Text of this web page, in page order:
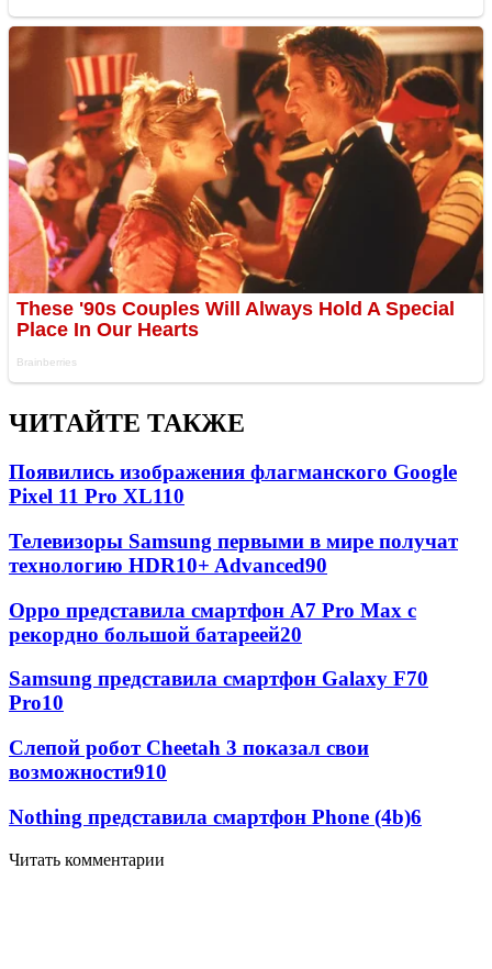
ЧИТАЙТЕ ТАКЖЕ
Появились изображения флагманского Google
Pixel 11 Pro XL110
Телевизоры Samsung первыми в мире получат
технологию HDR10+ Advanced90
Oppo представила смартфон A7 Pro Max с
рекордно большой батареей20
Samsung представила смартфон Galaxy F70
Pro10
Слепой робот Cheetah 3 показал свои
возможности910
Nothing представила смартфон Phone (4b)6
Читать комментарии